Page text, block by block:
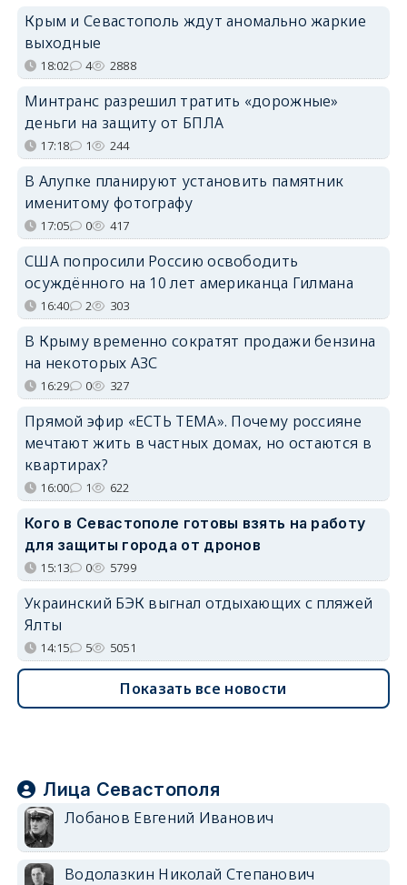
Крым и Севастополь ждут аномально жаркие
выходные
18:02 4 2888
Минтранс разрешил тратить «дорожные»
деньги на защиту от БПЛА
17:18 1 244
В Алупке планируют установить памятник
именитому фотографу
17:05 0 417
США попросили Россию освободить
осуждённого на 10 лет американца Гилмана
16:40 2 303
В Крыму временно сократят продажи бензина
на некоторых АЗС
16:29 0 327
Прямой эфир «ЕСТЬ ТЕМА». Почему россияне
мечтают жить в частных домах, но остаются в
квартирах?
16:00 1 622
Кого в Севастополе готовы взять на работу
для защиты города от дронов
15:13 0 5799
Украинский БЭК выгнал отдыхающих с пляжей
Ялты
14:15 5 5051
Показать все новости
Лица Севастополя
Лобанов Евгений Иванович
Водолазкин Николай Степанович